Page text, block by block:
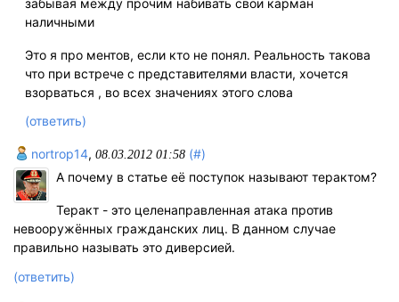
забывая между прочим набивать свои карман
наличными
Это я про ментов, если кто не понял. Реальность такова
что при встрече с представителями власти, хочется
взорваться , во всех значениях этого слова
(ответить)
nortrop14, 08.03.2012 01:58 (#)
А почему в статье её поступок называют терактом?
Теракт - это целенаправленная атака против
невооружённых гражданских лиц. В данном случае
правильно называть это диверсией.
(ответить)